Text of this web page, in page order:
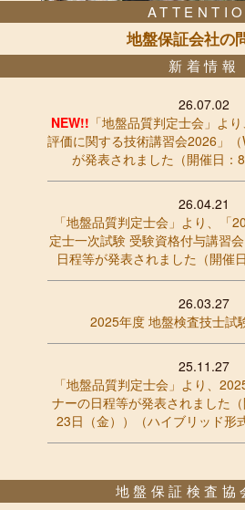
新着情報
26.07.02
NEW!! 「地盤品質判定士会」よ
評価に関する技術講習会2026」
が発表されました（開催日：8
26.04.21
「地盤品質判定士会」より、「
定士一次試験 受験資格付与講習
日程等が発表されました（開催
26.03.27
2025年度 地盤検査技士試
25.11.27
「地盤品質判定士会」より、
ナーの日程等が発表されました
23日（金））（ハイブリッド形
地盤保証検査協
地盤保証会社の